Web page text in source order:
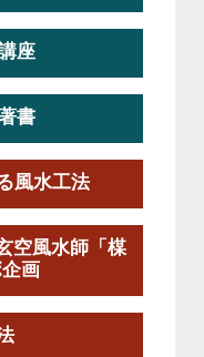
命学講座
学講座
ました。
ました。
座
書
風水工法
空風水師「楳
画